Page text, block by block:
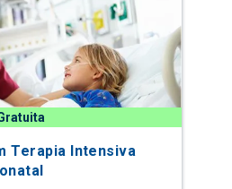
Terapia Intensiva